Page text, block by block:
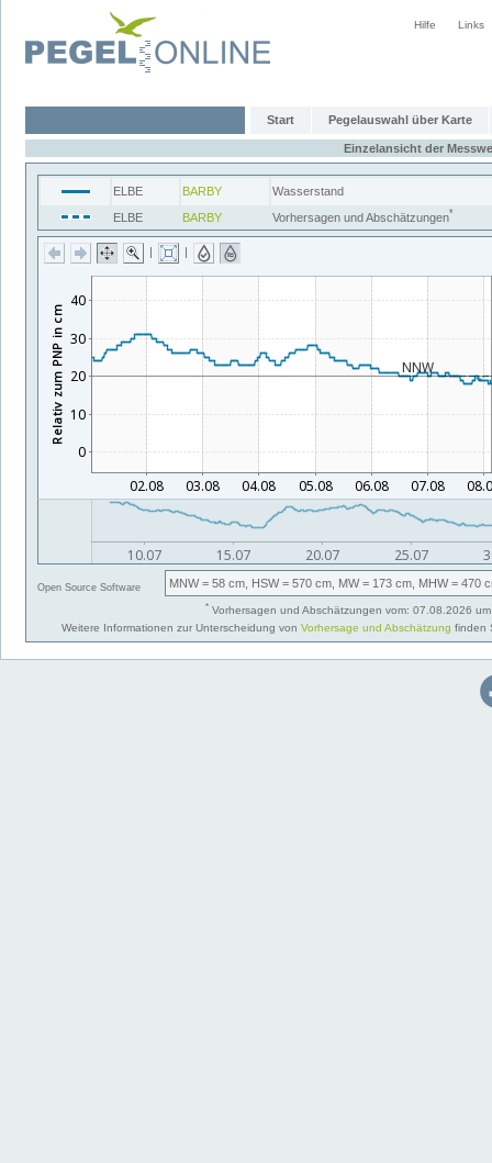
Hilfe Links
Start Pegelauswahl über Karte
Einzelansicht der
ELBE BARBY
Wasserstand
ELBE
BARBY Vorhersagen und Abschätzungen*
| |
Open Source Software MNW= 58 cm, HSW= 570 cm, MW= 173 cm, MHW= 470
* Vorhersagen und Abschätzungen vom: 07.08.2026
Weitere Informationen zur Unterscheidung von Vorhersage und Abschätzung finden